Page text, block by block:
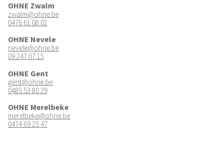
OHNE Zwalm
zwalm@ohne.be
0476 61 08 02
OHNE Nevele
nevele@ohne.be
09 247 07 15
OHNE Gent
gent@ohne.be
0485 53 80 29
OHNE Merelbeke
merelbeke@ohne.be
0474 69 25 47